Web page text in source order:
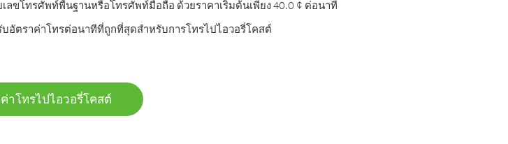
ขโทรศัพท์พื้นฐานหรือโทรศัพท์มือถือ ด้วยราคาเริ่มต้นเพียง 40.0 ¢ ต่อนาที
อัตราค่าโทรต่อนาทีที่ถูกที่สุดสำหรับการโทรไปไอวอรี่โคสต์
าโทรไปไอวอรี่โคสต์